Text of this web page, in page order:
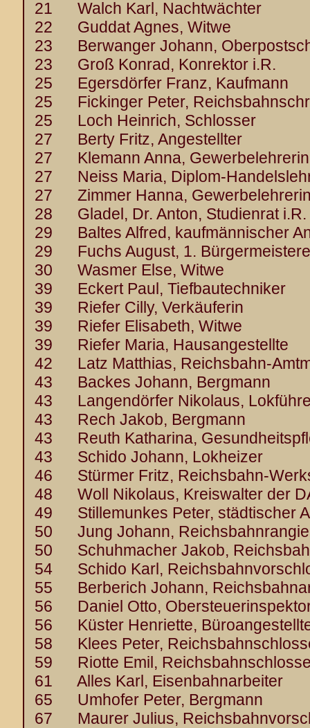
21 Walch Karl, Nachtwächter
22 Guddat Agnes, Witwe
23 Berwanger Johann,
23 Groß Konrad, Konrektor i.R.
25 Egersdörfer Franz, Kaufmann
25 Fickinger Peter,
25 Loch Heinrich, Schlosser
27 Berty Fritz, Angestellter
27 Klemann Anna, Gewerbelehrerin
27 Neiss Maria, Diplom-
27 Zimmer Hanna,
28 Gladel, Dr. Anton, Studienrat i.R.
29 Baltes Alfred, kaufmännischer
29 Fuchs August, 1.
30 Wasmer Else, Witwe
39 Eckert Paul, Tiefbautechniker
39 Riefer Cilly, Verkäuferin
39 Riefer Elisabeth, Witwe
39 Riefer Maria, Hausangestellte
42 Latz Matthias, Reichsbahn-
43 Backes Johann, Bergmann
43 Langendörfer Nikolaus,
43 Rech Jakob, Bergmann
43 Reuth Katharina,
43 Schido Johann, Lokheizer
46 Stürmer Fritz, Reichsbahn-
48 Woll Nikolaus, Kreiswalter der
49 Stillemunkes Peter, städtischer
50 Jung Johann,
50 Schuhmacher Jakob,
54 Schido Karl,
55 Berberich Johann,
56 Daniel Otto,
56 Küster Henriette,
58 Klees Peter,
59 Riotte Emil,
61 Alles Karl, Eisenbahnarbeiter
65 Umhofer Peter, Bergmann
67 Maurer Julius,